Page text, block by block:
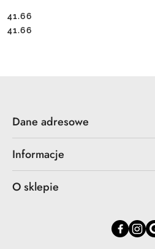
Cena:
41.66
Cena:
41.66
Dane adresowe
Informacje
O sklepie